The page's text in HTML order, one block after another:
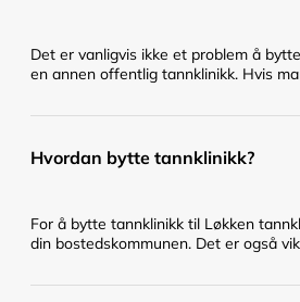
Det er vanligvis ikke et problem å
en annen offentlig tannklinikk. Hvis
Hvordan bytte tannklinikk?
For å bytte tannklinikk til Løkken
din bostedskommunen. Det er også